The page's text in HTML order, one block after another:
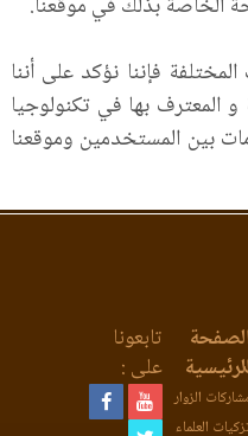
فإننا نؤكد على أننا
المعترف بها في تكنولوجيا
بين المستخدمين وموقعنا
الزوار
العلماء
تابعونا
على :